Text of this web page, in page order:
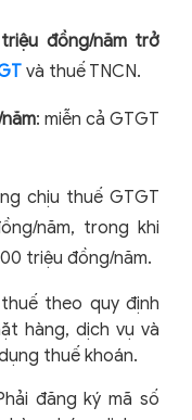
đồng/năm trở
và thuế TNCN.
: miễn cả GTGT
chịu thuế GTGT
năm, trong khi
triệu đồng/năm.
theo quy định
hàng, dịch vụ và
thuế khoán.
đăng ký mã số